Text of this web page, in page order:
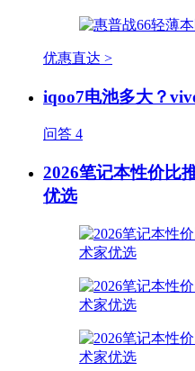
优惠直达 >
iqoo7电池多大？
问答 4
2026笔记本性价比
优选